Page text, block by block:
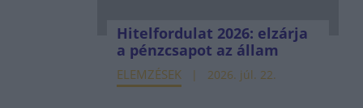
Hitelfordulat 2026: elzárja
a pénzcsapot az állam
ELEMZÉSEK 2026. júl. 22.